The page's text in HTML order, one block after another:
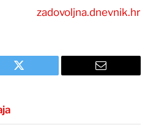
zadovoljna.dnevnik.hr
Twitter Email